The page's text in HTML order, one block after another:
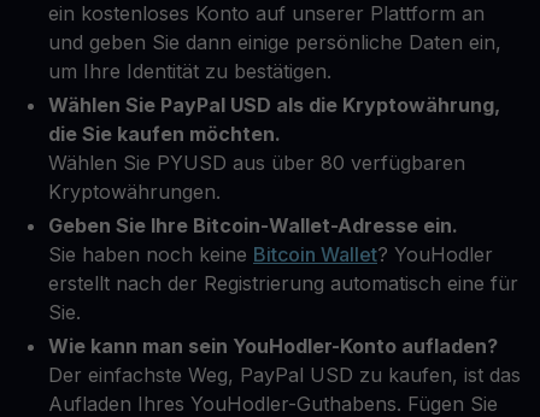
ein kostenloses Konto auf unserer Plattform an
und geben Sie dann einige persönliche Daten ein,
um Ihre Identität zu bestätigen.
Wählen Sie PayPal USD als die Kryptowährung,
die Sie kaufen möchten.
Wählen Sie PYUSD aus über 80 verfügbaren
Kryptowährungen.
Geben Sie Ihre Bitcoin-Wallet-Adresse ein.
Sie haben noch keine Bitcoin Wallet? YouHodler
erstellt nach der Registrierung automatisch eine für
Sie.
Wie kann man sein YouHodler-Konto aufladen?
Der einfachste Weg, PayPal USD zu kaufen, ist das
Aufladen Ihres YouHodler-Guthabens. Fügen Sie